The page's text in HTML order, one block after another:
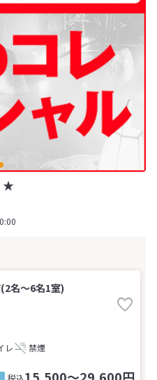
★
(2名～6名1室)
レ 禁煙
税込